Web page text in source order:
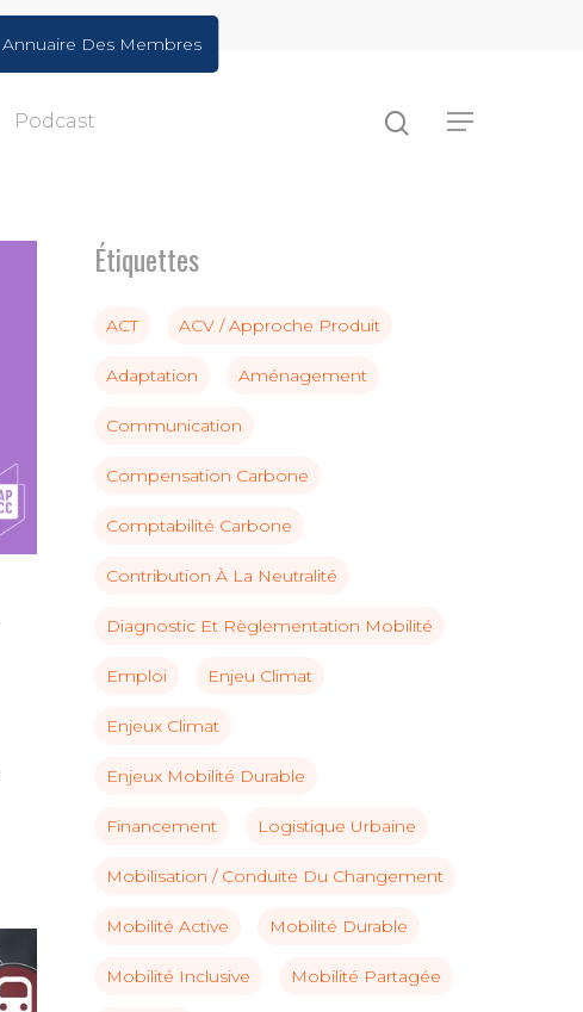
Annuaire Des Membres
Podcast
Étiquettes
ACT ACV / Approche Produit
Adaptation Aménagement
Communication
Compensation Carbone
Comptabilité Carbone
Contribution À La Neutralité
Diagnostic Et Règlementation Mobilité
Emploi Enjeu Climat
Enjeux Climat
Enjeux Mobilité Durable
Financement Logistique Urbaine
Mobilisation / Conduite Du Changement
Mobilité Active Mobilité Durable
Mobilité Inclusive Mobilité Partagée